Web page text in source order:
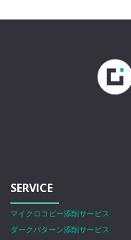
SERVICE
マイクロコピー添削サービス
ダークパターン添削サービス